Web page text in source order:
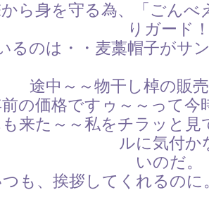
ら身を守る為、「ごん
りガード
るのは・・麦藁帽子がサ
途中～～物干し棹の販
前の価格ですゥ～～って
来た～～私をチラッと
ルに気付か
いのだ。
も、挨拶してくれるのに